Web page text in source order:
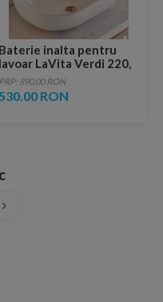
Baterie inalta pentru
lavoar LaVita Verdi 220,
fara ventil, brushed
copper
PRP: 890.00 RON
RON